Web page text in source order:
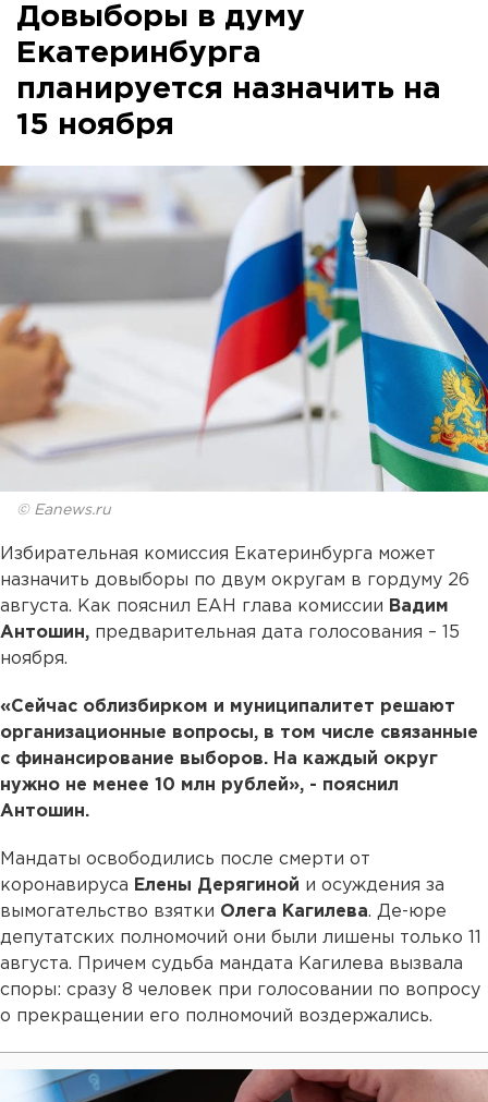
Довыборы в думу
Екатеринбурга
планируется назначить на
15 ноября
© Eanews.ru
Избирательная комиссия Екатеринбурга может
назначить довыборы по двум округам в гордуму 26
августа. Как пояснил ЕАН глава комиссии Вадим
Антошин, предварительная дата голосования – 15
ноября.
«Сейчас облизбирком и муниципалитет решают
организационные вопросы, в том числе связанные
с финансирование выборов. На каждый округ
нужно не менее 10 млн рублей», - пояснил
Антошин.
Мандаты освободились после смерти от
коронавируса Елены Дерягиной и осуждения за
вымогательство взятки Олега Кагилева. Де-юре
депутатских полномочий они были лишены только 11
августа. Причем судьба мандата Кагилева вызвала
споры: сразу 8 человек при голосовании по вопросу
о прекращении его полномочий воздержались.